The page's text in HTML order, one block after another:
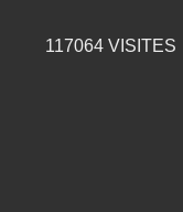
117064VISITES